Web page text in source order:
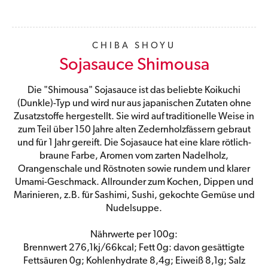
CHIBA SHOYU
Sojasauce Shimousa
Die "Shimousa" Sojasauce ist das beliebte Koikuchi
(Dunkle)-Typ und wird nur aus japanischen Zutaten ohne
Zusatzstoffe hergestellt. Sie wird auf traditionelle Weise in
zum Teil über 150 Jahre alten Zedernholzfässern gebraut
und für 1 Jahr gereift. Die Sojasauce hat eine klare rötlich-
braune Farbe, Aromen vom zarten Nadelholz,
Orangenschale und Röstnoten sowie rundem und klarer
Umami-Geschmack. Allrounder zum Kochen, Dippen und
Marinieren, z.B. für Sashimi, Sushi, gekochte Gemüse und
Nudelsuppe.
Nährwerte per 100g:
Brennwert 276,1kj/66kcal; Fett 0g: davon gesättigte
Fettsäuren 0g; Kohlenhydrate 8,4g; Eiweiß 8,1g; Salz